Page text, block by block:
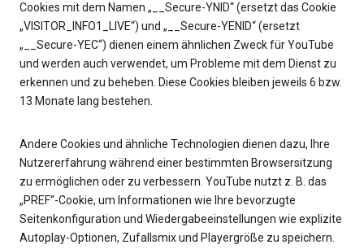
Cookies mit dem Namen „__Secure-YNID“ (ersetzt das Cookie
„VISITOR_INFO1_LIVE“) und „__Secure-YENID“ (ersetzt
„__Secure-YEC“) dienen einem ähnlichen Zweck für YouTube
und werden auch verwendet, um Probleme mit dem Dienst zu
erkennen und zu beheben. Diese Cookies bleiben jeweils 6 bzw.
13 Monate lang bestehen.
Andere Cookies und ähnliche Technologien dienen dazu, Ihre
Nutzererfahrung während einer bestimmten Browsersitzung
zu ermöglichen oder zu verbessern. YouTube nutzt z. B. das
„PREF“-Cookie, um Informationen wie Ihre bevorzugte
Seitenkonfiguration und Wiedergabeeinstellungen wie explizite
Autoplay-Optionen, Zufallsmix und Playergröße zu speichern.